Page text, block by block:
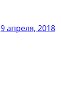
9 апреля, 2018